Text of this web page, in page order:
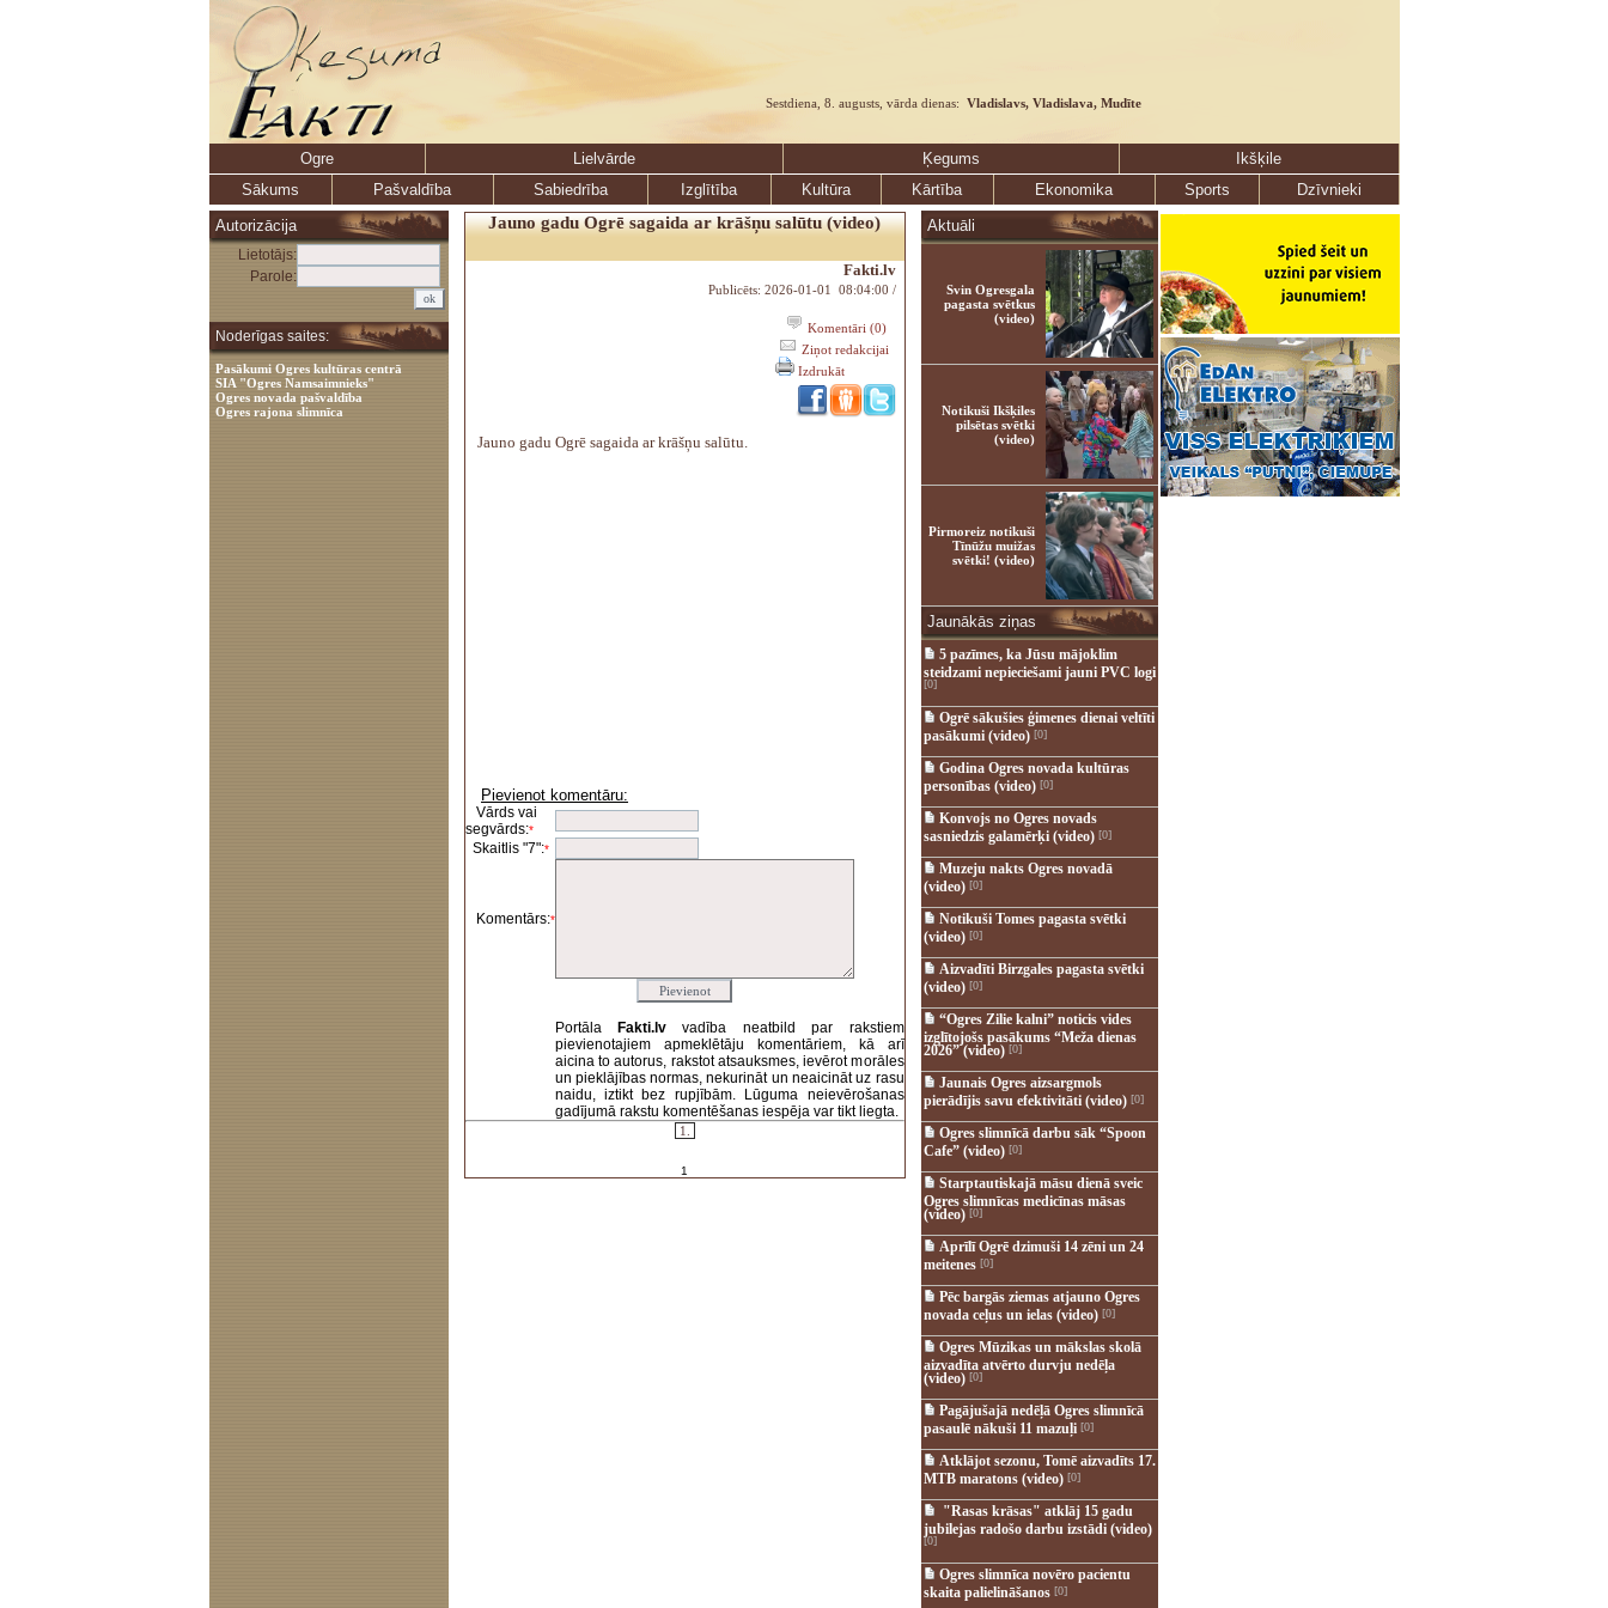
Sestdiena, 8. augusts, vārda dienas: Vladislavs, Vladislava, Mudīte
Ogre Lielvārde Ķegums
Ikšķile
Sākums
Pašvaldība Sabiedrība Izglītība Kultūra Kārtība Ekonomika Sports
Dzīvnieki
Autorizācija
Lietotājs:
Parole:
Noderīgas saites:
Pasākumi Ogres kultūras centrā
SIA "Ogres Namsaimnieks"
Ogres novada pašvaldība
Ogres rajona slimnīca
Jauno gadu Ogrē sagaida ar krāšņu salūtu (video)
Fakti.lv
Publicēts: 2026-01-01 08:04:00 /
Komentāri (0)
Ziņot redakcijai
Izdrukāt
Jauno gadu Ogrē sagaida ar krāšņu salūtu.
Pievienot komentāru:
Vārds vai
segvārds:*
Skaitlis "7":*
Komentārs:*
Portāla Fakti.lvvadība neatbild par rakstiem
pievienotajiem apmeklētāju komentāriem, kā arī
aicina to autorus, rakstot atsauksmes, ievērot morāles
un pieklājības normas, nekurināt un neaicināt uz rasu
naidu, iztikt bez rupjībām. Lūguma neievērošanas
gadījumā rakstu komentēšanas iespēja var tikt liegta.
1.
1
Aktuāli
Svin Ogresgala
pagasta svētkus
(video)
Notikuši Ikšķiles
pilsētas svētki
(video)
Pirmoreiz notikuši
Tīnūžu muižas
svētki! (video)
Jaunākās ziņas
5 pazīmes, ka Jūsu mājoklim
steidzami nepieciešami jauni PVC logi
[0]
Ogrē sākušies ģimenes dienai veltīti
pasākumi (video)[0]
Godina Ogres novada kultūras
personības (video)[0]
Konvojs no Ogres novads
sasniedzis galamērķi (video)[0]
Muzeju nakts Ogres novadā
(video)[0]
Notikuši Tomes pagasta svētki
(video)[0]
Aizvadīti Birzgales pagasta svētki
(video)[0]
“Ogres Zilie kalni” noticis vides
izglītojošs pasākums “Meža dienas
2026” (video)[0]
Jaunais Ogres aizsargmols
pierādījis savu efektivitāti (video)[0]
Ogres slimnīcā darbu sāk “Spoon
Cafe” (video)[0]
Starptautiskajā māsu dienā sveic
Ogres slimnīcas medicīnas māsas
(video)[0]
Aprīlī Ogrē dzimuši 14 zēni un 24
meitenes [0]
Pēc bargās ziemas atjauno Ogres
novada ceļus un ielas (video)[0]
Ogres Mūzikas un mākslas skolā
aizvadīta atvērto durvju nedēļa
(video)[0]
Pagājušajā nedēļā Ogres slimnīcā
pasaulē nākuši 11 mazuļi[0]
Atklājot sezonu, Tomē aizvadīts 17.
MTB maratons (video)[0]
"Rasas krāsas" atklāj 15 gadu
jubilejas radošo darbu izstādi (video)
[0]
Ogres slimnīca novēro pacientu
skaita palielināšanos [0]